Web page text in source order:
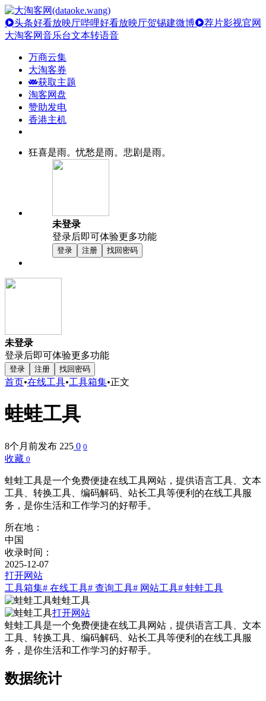
头条好看放映厅哔哩好看放映厅贺锡建微博
荐片影视官网
大淘客网音乐台文本转语音
万商云集
大淘客券
获取主题
淘客网盘
赞助发电
香港主机
狂喜是雨。忧愁是雨。悲剧是雨。
未登录
登录后即可体验更多功能
登录 注册 找回密码
未登录
登录后即可体验更多功能
登录 注册 找回密码
首页•在线工具•工具箱集•正文
蛙蛙工具
8个月前发布 225 0 0
收藏 0
蛙蛙工具是一个免费便捷在线工具网站，提供语言工具、文本
工具、转换工具、编码解码、站长工具等便利的在线工具服
务，是你生活和工作学习的好帮手。
所在地：
中国
收录时间：
2025-12-07
打开网站
工具箱集# 在线工具# 查询工具# 网站工具# 蛙蛙工具
蛙蛙工具
打开网站
蛙蛙工具是一个免费便捷在线工具网站，提供语言工具、文本
工具、转换工具、编码解码、站长工具等便利的在线工具服
务，是你生活和工作学习的好帮手。
数据统计